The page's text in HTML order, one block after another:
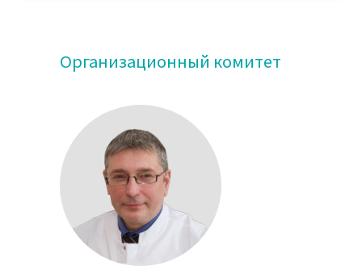
Организационный комитет